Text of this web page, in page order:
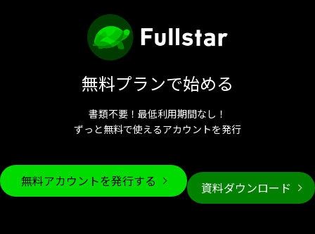
無料プランで始める
書類不要！最低利用期間なし！
ずっと無料で使えるアカウントを発行
無料アカウントを発行する 資料ダウンロード